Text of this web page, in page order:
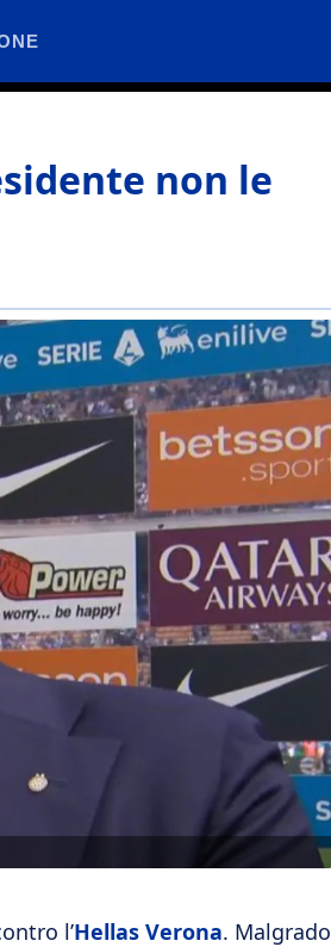
non le
l’Hellas Verona. Malgrado